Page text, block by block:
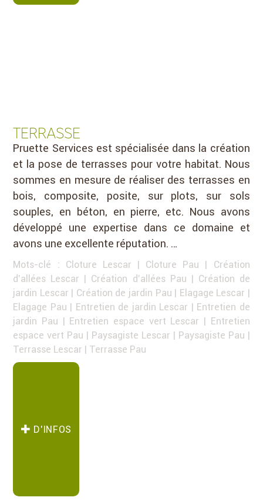
TERRASSE
Pruette Services est spécialisée dans la création
et la pose de terrasses pour votre habitat. Nous
sommes en mesure de réaliser des terrasses en
bois, composite, posite, sur plots, sur sols
souples, en béton, en pierre, etc. Nous avons
développé une expertise dans ce domaine et
avons une excellente réputation. …
Mots-clé : Cloture Lescar | Cloture Pau | Création
d'allées Lescar | Création d'allées Pau | Création de
jardin Lescar | Création de jardin Pau | Elagage Lescar |
Elagage Pau | Entretien de jardin Lescar | Entretien de
jardin Pau | Entretien espace vert Lescar | Entretien
espace vert Pau | Paysagiste Lescar | Paysagiste Pau |
Terrasse Lescar | Terrasse Pau
D’INFOS